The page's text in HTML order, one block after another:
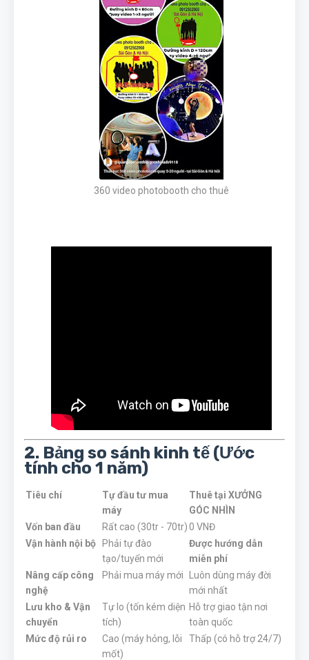
360 video photobooth cho thuê
2. Bảng so sánh kinh tế (Ước
tính cho 1 năm)
Tiêu chí
Tự đầu tư mua
máy
Thuê tại XƯỞNG
GÓC NHÌN
Vốn ban đầu
Rất cao (30tr - 70tr)0 VNĐ
Vận hành nội bộ
Phải tự đào
tạo/tuyển mới
Được hướng dẫn
miễn phí
Nâng cấp công
nghệ
Phải mua máy mới
Luôn dùng máy đời
mới nhất
Lưu kho & Vận
chuyển
Tự lo (tốn kém diện
tích)
Hỗ trợ giao tận nơi
toàn quốc
Mức độ rủi ro
Cao (máy hỏng, lỗi
mốt)
Thấp (có hỗ trợ 24/7)